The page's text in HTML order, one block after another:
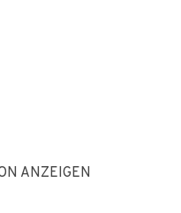
ANZEIGEN